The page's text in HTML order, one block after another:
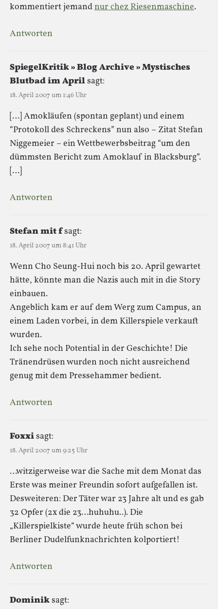
kommentiert jemandnur chez Riesenmaschine.
Antworten
SpiegelKritik » Blog Archive » Mystisches
Blutbad im Aprilsagt:
18. April 2007 um 1:46 Uhr
[…] Amokläufen (spontan geplant) und einem
“Protokoll des Schreckens” nun also – Zitat Stefan
Niggemeier – ein Wettbewerbsbeitrag “um den
dümmsten Bericht zum Amoklauf in Blacksburg”.
[…]
Antworten
Stefan mit fsagt:
18. April 2007 um 8:41 Uhr
Wenn Cho Seung-Hui noch bis 20. April gewartet
hätte, könnte man die Nazis auch mit in die Story
einbauen.
Angeblich kam er auf dem Werg zum Campus, an
einem Laden vorbei, in dem Killerspiele verkauft
wurden.
Ich sehe noch Potential in der Geschichte! Die
Tränendrüsen wurden noch nicht ausreichend
genug mit dem Pressehammer bedient.
Antworten
Foxxisagt:
18. April 2007 um 9:25 Uhr
…witzigerweise war die Sache mit dem Monat das
Erste was meiner Freundin sofort aufgefallen ist.
Desweiteren: Der Täter war 23 Jahre alt und es gab
32 Opfer (2x die 23…huhuhu..). Die
„Killerspielkiste“ wurde heute früh schon bei
Berliner Dudelfunknachrichten kolportiert!
Antworten
Dominiksagt: